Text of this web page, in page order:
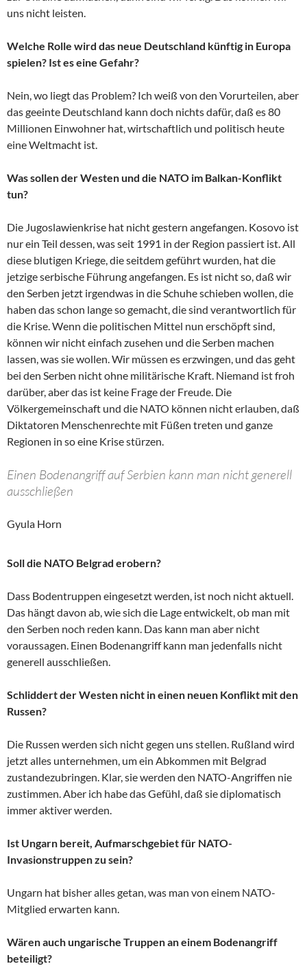
uns nicht leisten.
Welche Rolle wird das neue Deutschland künftig in Europa
spielen? Ist es eine Gefahr?
Nein, wo liegt das Problem? Ich weiß von den Vorurteilen, aber
das geeinte Deutschland kann doch nichts dafür, daß es 80
Millionen Einwohner hat, wirtschaftlich und politisch heute
eine Weltmacht ist.
Was sollen der Westen und die NATO im Balkan-Konflikt
tun?
Die Jugoslawienkrise hat nicht gestern angefangen. Kosovo ist
nur ein Teil dessen, was seit 1991 in der Region passiert ist. All
diese blutigen Kriege, die seitdem geführt wurden, hat die
jetzige serbische Führung angefangen. Es ist nicht so, daß wir
den Serben jetzt irgendwas in die Schuhe schieben wollen, die
haben das schon lange so gemacht, die sind verantwortlich für
die Krise. Wenn die politischen Mittel nun erschöpft sind,
können wir nicht einfach zusehen und die Serben machen
lassen, was sie wollen. Wir müssen es erzwingen, und das geht
bei den Serben nicht ohne militärische Kraft. Niemand ist froh
darüber, aber das ist keine Frage der Freude. Die
Völkergemeinschaft und die NATO können nicht erlauben, daß
Diktatoren Menschenrechte mit Füßen treten und ganze
Regionen in so eine Krise stürzen.
Einen Bodenangriff auf Serbien kann man nicht generell
ausschließen
Gyula Horn
Soll die NATO Belgrad erobern?
Dass Bodentruppen eingesetzt werden, ist noch nicht aktuell.
Das hängt davon ab, wie sich die Lage entwickelt, ob man mit
den Serben noch reden kann. Das kann man aber nicht
voraussagen. Einen Bodenangriff kann man jedenfalls nicht
generell ausschließen.
Schliddert der Westen nicht in einen neuen Konflikt mit den
Russen?
Die Russen werden sich nicht gegen uns stellen. Rußland wird
jetzt alles unternehmen, um ein Abkommen mit Belgrad
zustandezubringen. Klar, sie werden den NATO-Angriffen nie
zustimmen. Aber ich habe das Gefühl, daß sie diplomatisch
immer aktiver werden.
Ist Ungarn bereit, Aufmarschgebiet für NATO-
Invasionstruppen zu sein?
Ungarn hat bisher alles getan, was man von einem NATO-
Mitglied erwarten kann.
Wären auch ungarische Truppen an einem Bodenangriff
beteiligt?